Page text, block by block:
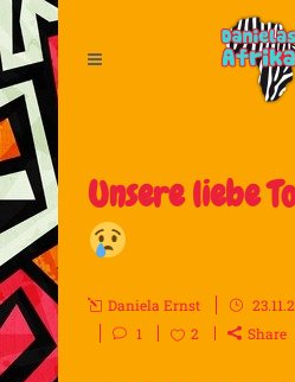
Unsere liebe
Daniela Ernst
1
2 Share